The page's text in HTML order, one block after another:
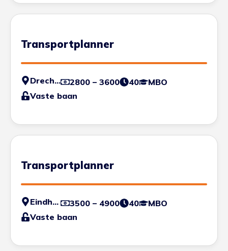
Transportplanner
Drechtsteden 2800 – 3600 40
MBO
Vaste baan
Transportplanner
Eindhoven 3500 – 4900 40
MBO
Vaste baan